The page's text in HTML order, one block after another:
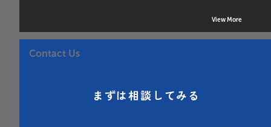
View More
Contact Us
まずは相談してみる